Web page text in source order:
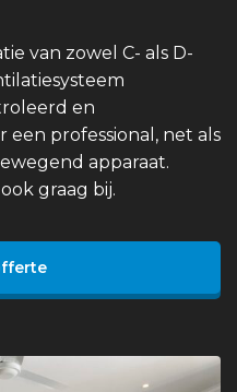
van zowel C- als D-
en
professional, net als
apparaat.
graag bij.